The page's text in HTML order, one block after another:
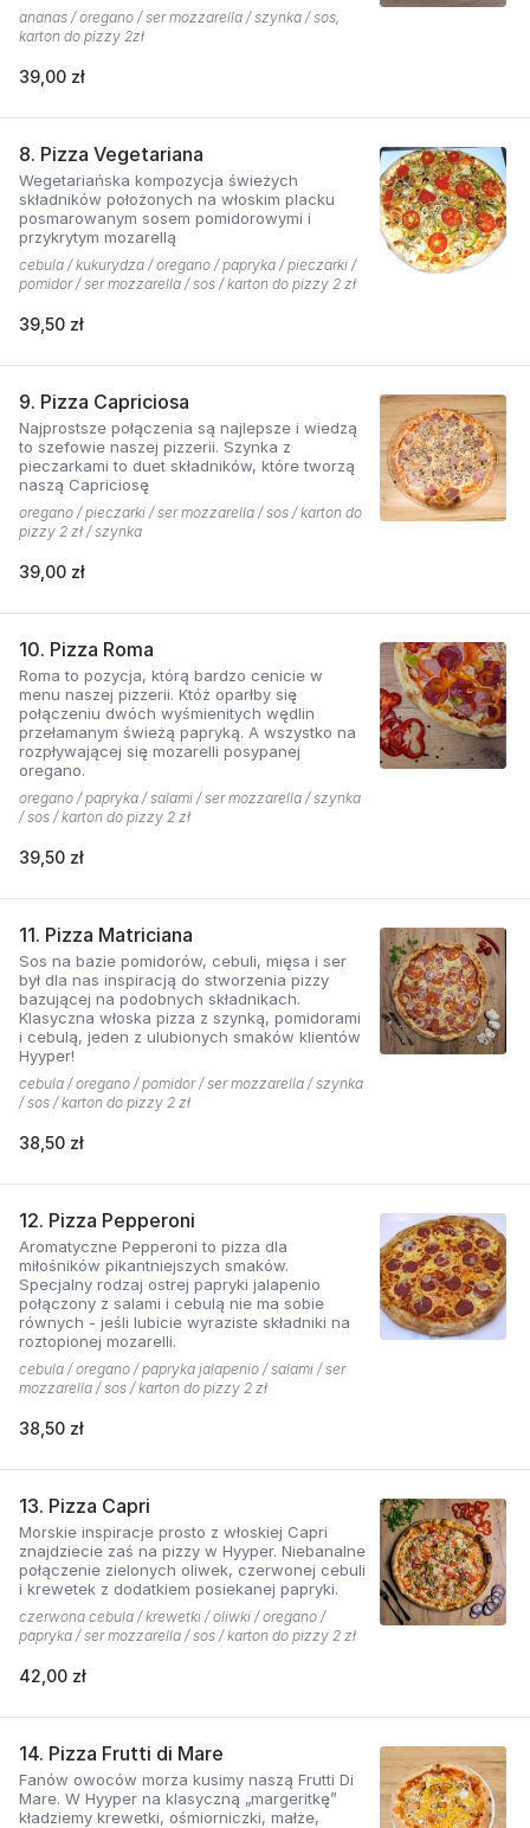
ananas / oregano / ser mozzarella / szynka / sos,
karton do pizzy 2zł
39,00 zł
8. Pizza Vegetariana
Wegetariańska kompozycja świeżych
składników położonych na włoskim placku
posmarowanym sosem pomidorowymi i
przykrytym mozarellą
cebula / kukurydza / oregano / papryka / pieczarki /
pomidor / ser mozzarella / sos / karton do pizzy 2 zł
39,50 zł
9. Pizza Capriciosa
Najprostsze połączenia są najlepsze i wiedzą
to szefowie naszej pizzerii. Szynka z
pieczarkami to duet składników, które tworzą
naszą Capriciosę
oregano / pieczarki / ser mozzarella / sos / karton do
pizzy 2 zł / szynka
39,00 zł
10. Pizza Roma
Roma to pozycja, którą bardzo cenicie w
menu naszej pizzerii. Któż oparłby się
połączeniu dwóch wyśmienitych wędlin
przełamanym świeżą papryką. A wszystko na
rozpływającej się mozarelli posypanej
oregano.
oregano / papryka / salami / ser mozzarella / szynka
/ sos / karton do pizzy 2 zł
39,50 zł
11. Pizza Matriciana
Sos na bazie pomidorów, cebuli, mięsa i ser
był dla nas inspiracją do stworzenia pizzy
bazującej na podobnych składnikach.
Klasyczna włoska pizza z szynką, pomidorami
i cebulą, jeden z ulubionych smaków klientów
Hyyper!
cebula / oregano / pomidor / ser mozzarella / szynka
/ sos / karton do pizzy 2 zł
38,50 zł
12. Pizza Pepperoni
Aromatyczne Pepperoni to pizza dla
miłośników pikantniejszych smaków.
Specjalny rodzaj ostrej papryki jalapenio
połączony z salami i cebulą nie ma sobie
równych - jeśli lubicie wyraziste składniki na
roztopionej mozarelli.
cebula / oregano / papryka jalapenio / salami / ser
mozzarella / sos / karton do pizzy 2 zł
38,50 zł
13. Pizza Capri
Morskie inspiracje prosto z włoskiej Capri
znajdziecie zaś na pizzy w Hyyper. Niebanalne
połączenie zielonych oliwek, czerwonej cebuli
i krewetek z dodatkiem posiekanej papryki.
czerwona cebula / krewetki / oliwki / oregano /
papryka / ser mozzarella / sos / karton do pizzy 2 zł
42,00 zł
14. Pizza Frutti di Mare
Fanów owoców morza kusimy naszą Frutti Di
Mare. W Hyyper na klasyczną „margeritkę”
kładziemy krewetki, ośmiorniczki, małże,